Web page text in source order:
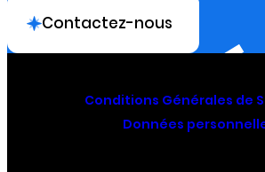
Contactez-nous
Conditions Générales de
Données